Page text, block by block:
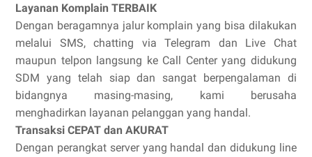
Layanan Komplain TERBAIK
Dengan beragamnya jalur komplain yang bisa dilakukan
melalui SMS, chatting via Telegram dan Live Chat
maupun telpon langsung ke Call Center yang didukung
SDM yang telah siap dan sangat berpengalaman di
bidangnya masing-masing, kami berusaha
menghadirkan layanan pelanggan yang handal.
Transaksi CEPAT dan AKURAT
Dengan perangkat server yang handal dan didukung line